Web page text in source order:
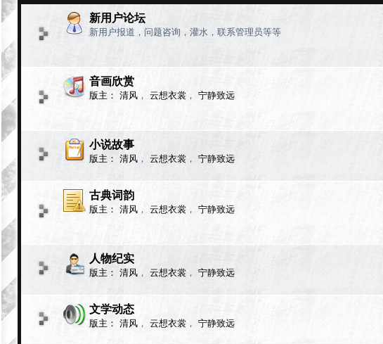
新用户论坛
新用户报道，问题咨询，灌水，联系管理员等等
音画欣赏
版主： 清风 ， 云想衣裳 ， 宁静致远
小说故事
版主： 清风 ， 云想衣裳 ， 宁静致远
古典词韵
版主： 清风 ， 云想衣裳 ， 宁静致远
人物纪实
版主： 清风 ， 云想衣裳 ， 宁静致远
文学动态
版主： 清风 ， 云想衣裳 ， 宁静致远